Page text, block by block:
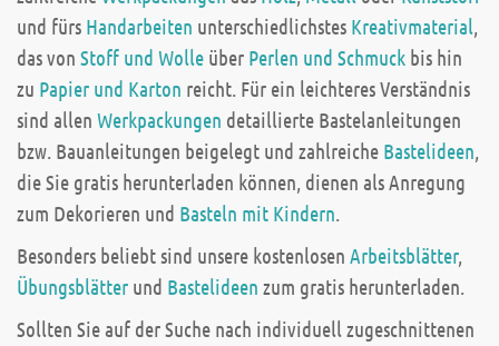
und fürs Handarbeiten unterschiedlichstes Kreativmaterial,
das von Stoff und Wolle über Perlen und Schmuck bis hin
zu Papier und Karton reicht. Für ein leichteres Verständnis
sind allen Werkpackungen detaillierte Bastelanleitungen
bzw. Bauanleitungen beigelegt und zahlreiche Bastelideen,
die Sie gratis herunterladen können, dienen als Anregung
zum Dekorieren und Basteln mit Kindern.
Besonders beliebt sind unsere kostenlosen Arbeitsblätter,
Übungsblätter und Bastelideen zum gratis herunterladen.
Sollten Sie auf der Suche nach individuell zugeschnittenen